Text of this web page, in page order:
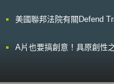
美國聯邦法院有關Defend
A片也要搞創意！具原創性